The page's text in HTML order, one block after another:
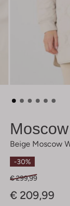
Moscow
Beige Moscow
-30%
€ 299,99
€ 209,99